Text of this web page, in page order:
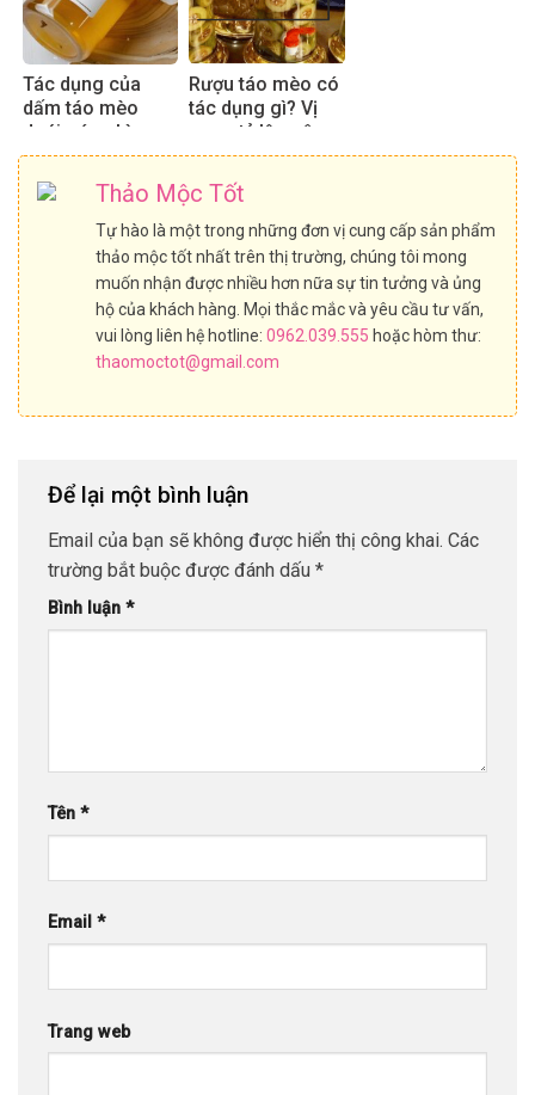
Tác dụng của
dấm táo mèo
dưới góc nhìn
chuyên gia
Rượu táo mèo có
tác dụng gì? Vị
rượu, tỷ lệ ngâm
chuẩn 2025
Thảo Mộc Tốt
Tự hào là một trong những đơn vị cung cấp sản phẩm
thảo mộc tốt nhất trên thị trường, chúng tôi mong
muốn nhận được nhiều hơn nữa sự tin tưởng và ủng
hộ của khách hàng. Mọi thắc mắc và yêu cầu tư vấn,
vui lòng liên hệ hotline: 0962.039.555 hoặc hòm thư:
thaomoctot@gmail.com
Để lại một bình luận
Email của bạn sẽ không được hiển thị công khai. Các
trường bắt buộc được đánh dấu *
Bình luận *
Tên *
Email *
Trang web